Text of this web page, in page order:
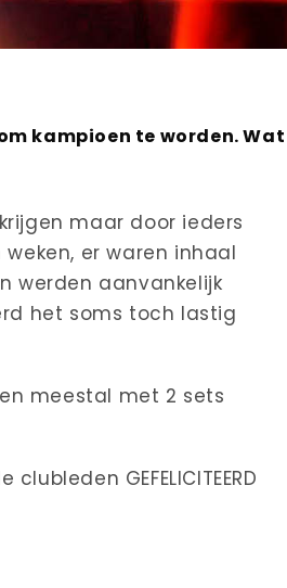
kampioen te worden. Wat
maar door ieders
er waren inhaal
werden aanvankelijk
het soms toch lastig
meestal met 2 sets
GEFELICITEERD